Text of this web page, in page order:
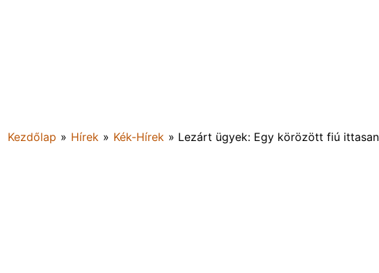
Kezdőlap » Hírek » Kék-Hírek » Lezárt ügyek: Egy körözött fiú